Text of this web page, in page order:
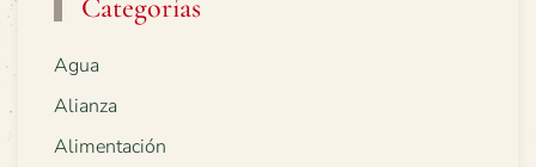
Categorías
Agua
Alianza
Alimentación